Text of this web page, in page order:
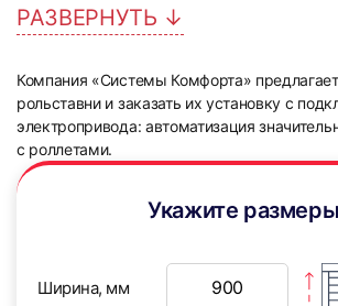
5
РАЗВЕРНУТЬ ↓
Компания «Системы Комфорта»
рольставни и заказать их установку с
электропривода: автоматизация
с роллетами.
Укажите
Ширина, мм